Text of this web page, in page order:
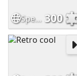
Spectacular Sensation 300